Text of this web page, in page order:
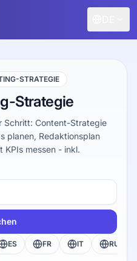
STRATEGIE
Strategie
Schritt: Content-Strategie
planen, Redaktionsplan
KPIs messen - inkl.
ES FR IT RU